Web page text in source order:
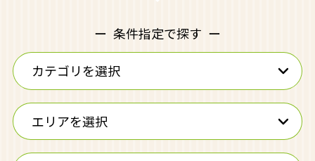
条件指定で探す
カテゴリを選択
エリアを選択